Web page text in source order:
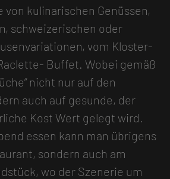
von kulinarischen Genüssen,
schweizerischen oder
vom Kloster-
Buffet. Wobei gemäß
nicht nur auf den
auch auf gesunde, der
Kost Wert gelegt wird.
essen kann man übrigens
sondern auch am
wo der Szenerie um